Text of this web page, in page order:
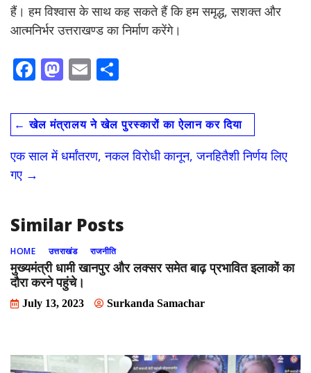
हैं। हम विश्वास के साथ कह सकते हैं कि हम समृद्ध, सशक्त और
आत्मनिर्भर उत्तराखण्ड का निर्माण करेंगे।
F
e
b
o
o
M
to
d
o
E
ai
l
ar
e
← खेल मंत्रालय ने खेल पुरस्कारों का ऐलान कर दिया
एक साल में धर्मांतरण, नकल विरोधी कानून, जनहितैशी निर्णय लिए
गए →
Similar Posts
HOME उत्तराखंड राजनीति
मुख्यमंत्री धामी खानपुर और लक्सर समेत बाढ़ प्रभावित इलाकों का
दौरा करने पहुंचे।
July 13, 2023 Surkanda Samachar